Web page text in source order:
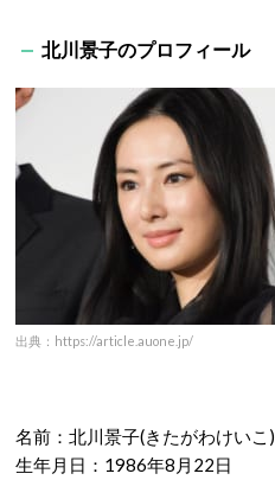
北川景子のプロフィール
出典：https://article.auone.jp/
名前：北川景子(きたがわけいこ)
生年月日： 1986年8 月 22日